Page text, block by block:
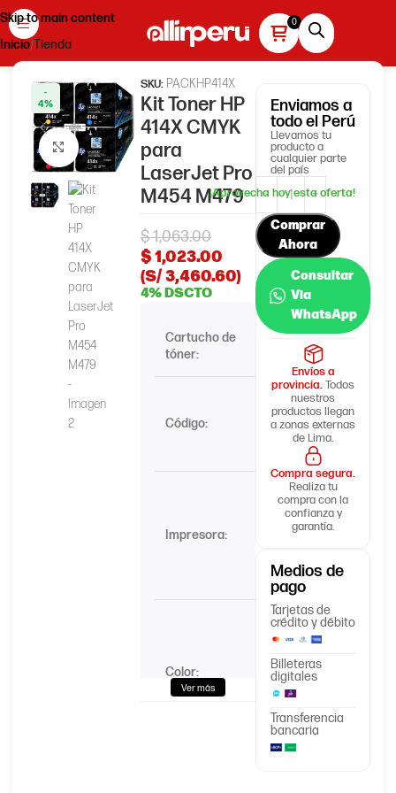
Skip to main content
Inicio Tienda
-
4%
Haga clic para ampliar
SKU: PACKHP414X
Kit Toner HP
414X CMYK
para
LaserJet Pro
M454 M479
$1,063.00
$1,023.00
(S/ 3,460.60)
4% DSCTO
Cartucho de
tóner:
Pack HP
Código:
W2020X,
W2021X,
W2022X,
Impresora:
Color
LaserJet
M454
Color:
Negro
Magenta
Yellow
Cyan
Ver más
Enviamos a
todo el Perú
Llevamos tu
producto a
cualquier parte
del país
Comprar
Ahora
Consultar
Via
WhatsApp
Envíos a
provincia.Todos
nuestros
productos llegan
a zonas externas
de Lima.
Compra segura.
Realiza tu
compra con la
confianza y
garantía.
Medios de
pago
Tarjetas de
crédito y débito
Billeteras
digitales
Transferencia
bancaria